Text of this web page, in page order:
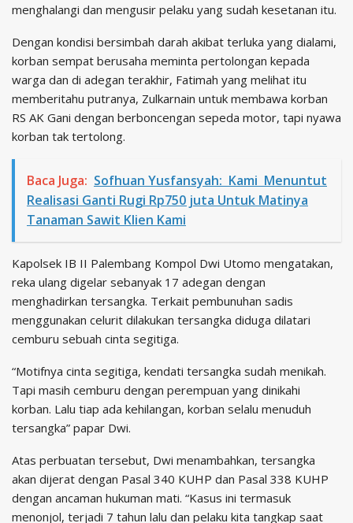
menghalangi dan mengusir pelaku yang sudah kesetanan itu.
Dengan kondisi bersimbah darah akibat terluka yang dialami,
korban sempat berusaha meminta pertolongan kepada
warga dan di adegan terakhir, Fatimah yang melihat itu
memberitahu putranya, Zulkarnain untuk membawa korban
RS AK Gani dengan berboncengan sepeda motor, tapi nyawa
korban tak tertolong.
Baca Juga: Sofhuan Yusfansyah: Kami Menuntut
Realisasi Ganti Rugi Rp750 juta Untuk Matinya
Tanaman Sawit Klien Kami
Kapolsek IB II Palembang Kompol Dwi Utomo mengatakan,
reka ulang digelar sebanyak 17 adegan dengan
menghadirkan tersangka. Terkait pembunuhan sadis
menggunakan celurit dilakukan tersangka diduga dilatari
cemburu sebuah cinta segitiga.
“Motifnya cinta segitiga, kendati tersangka sudah menikah.
Tapi masih cemburu dengan perempuan yang dinikahi
korban. Lalu tiap ada kehilangan, korban selalu menuduh
tersangka” papar Dwi.
Atas perbuatan tersebut, Dwi menambahkan, tersangka
akan dijerat dengan Pasal 340 KUHP dan Pasal 338 KUHP
dengan ancaman hukuman mati. “Kasus ini termasuk
menonjol, terjadi 7 tahun lalu dan pelaku kita tangkap saat